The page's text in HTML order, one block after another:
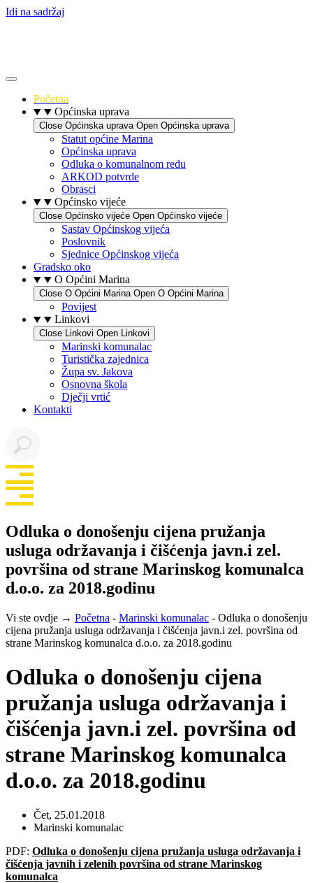
Idi na sadržaj
Početna
Općinska uprava
Close Općinska uprava Open Općinska uprava
Statut općine Marina
Općinska uprava
Odluka o komunalnom redu
ARKOD potvrde
Obrasci
Općinsko vijeće
Close Općinsko vijeće Open Općinsko vijeće
Sastav Općinskog vijeća
Poslovnik
Sjednice Općinskog vijeća
Gradsko oko
O Općini Marina
Close O Općini Marina Open O Općini Marina
Povijest
Linkovi
Close Linkovi Open Linkovi
Marinski komunalac
Turistička zajednica
Župa sv. Jakova
Osnovna škola
Dječji vrtić
Kontakti
Odluka o donošenju cijena pružanja
usluga održavanja i čišćenja javn.i zel.
površina od strane Marinskog komunalca
d.o.o. za 2018.godinu
Vi ste ovdje → Početna - Marinski komunalac - Odluka o donošenju
cijena pružanja usluga održavanja i čišćenja javn.i zel. površina od
strane Marinskog komunalca d.o.o. za 2018.godinu
Odluka o donošenju cijena
pružanja usluga održavanja i
čišćenja javn.i zel. površina od
strane Marinskog komunalca
d.o.o. za 2018.godinu
Čet, 25.01.2018
Marinski komunalac
PDF: Odluka o donošenju cijena pružanja usluga održavanja i
čišćenja javnih i zelenih površina od strane Marinskog
komunalca